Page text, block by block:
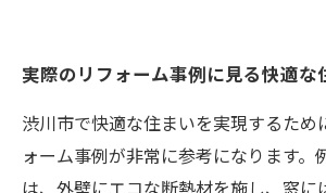
実際のリフォーム事例に見る快適な
渋川市で快適な住まいを実現するため
ォーム事例が非常に参考になります。
は、外壁にエコな断熱材を施し、窓に